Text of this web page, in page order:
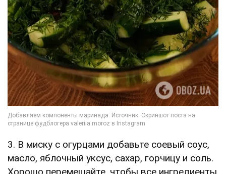
3. В миску с огурцами добавьте соевый соус,
масло, яблочный уксус, сахар, горчицу и соль.